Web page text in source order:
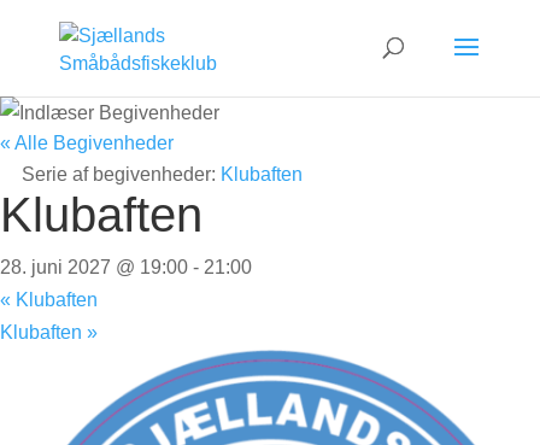
« Alle Begivenheder
Serie af begivenheder: Klubaften
Klubaften
28. juni 2027 @ 19:00 - 21:00
« Klubaften
Klubaften »